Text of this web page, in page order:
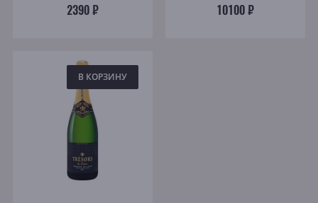
2390 ₽ 10100 ₽
В КОРЗИНУ